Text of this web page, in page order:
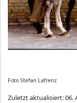
Foto Stefan Lafrenz
Zuletzt aktualisiert: 06.